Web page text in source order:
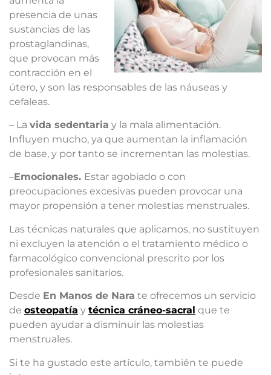
presencia de unas
sustancias de las
prostaglandinas,
que provocan más
contracción en el
útero, y son las responsables de las náuseas y
cefaleas.
– La vida sedentaria y la mala alimentación.
Influyen mucho, ya que aumentan la inflamación
de base, y por tanto se incrementan las molestias.
–Emocionales. Estar agobiado o con
preocupaciones excesivas pueden provocar una
mayor propensión a tener molestias menstruales.
Las técnicas naturales que aplicamos, no sustituyen
ni excluyen la atención o el tratamiento médico o
farmacológico convencional prescrito por los
profesionales sanitarios.
Desde En Manos de Nara te ofrecemos un servicio
de osteopatía y técnica cráneo-sacral que te
pueden ayudar a disminuir las molestias
menstruales.
Si te ha gustado este artículo, también te puede